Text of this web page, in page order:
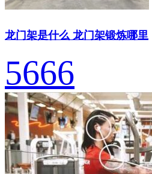
龙门架是什么 龙门架锻炼哪里
5666